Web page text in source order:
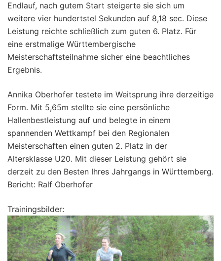
Endlauf, nach gutem Start steigerte sie sich um
weitere vier hundertstel Sekunden auf 8,18 sec. Diese
Leistung reichte schließlich zum guten 6. Platz. Für
eine erstmalige Württembergische
Meisterschaftsteilnahme sicher eine beachtliches
Ergebnis.
Annika Oberhofer testete im Weitsprung ihre derzeitige
Form. Mit 5,65m stellte sie eine persönliche
Hallenbestleistung auf und belegte in einem
spannenden Wettkampf bei den Regionalen
Meisterschaften einen guten 2. Platz in der
Altersklasse U20. Mit dieser Leistung gehört sie
derzeit zu den Besten Ihres Jahrgangs in Württemberg.
Bericht: Ralf Oberhofer
Trainingsbilder: